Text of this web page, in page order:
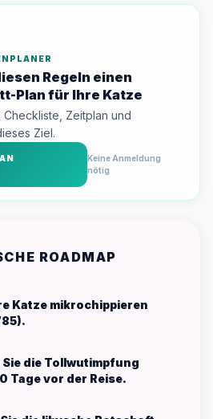
Regeln einen
Plan für Ihre Katze
Zeitplan und
Ziel.
Keine Anmeldung
nötig
ROADMAP
Katze mikrochippieren
die Tollwutimpfung
Tage vor der Reise.